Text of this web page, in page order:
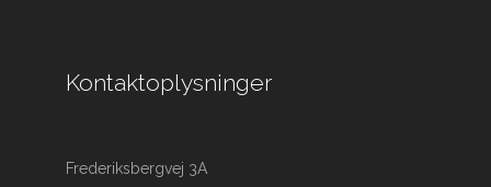
Kontaktoplysninger
Frederiksbergvej 3A